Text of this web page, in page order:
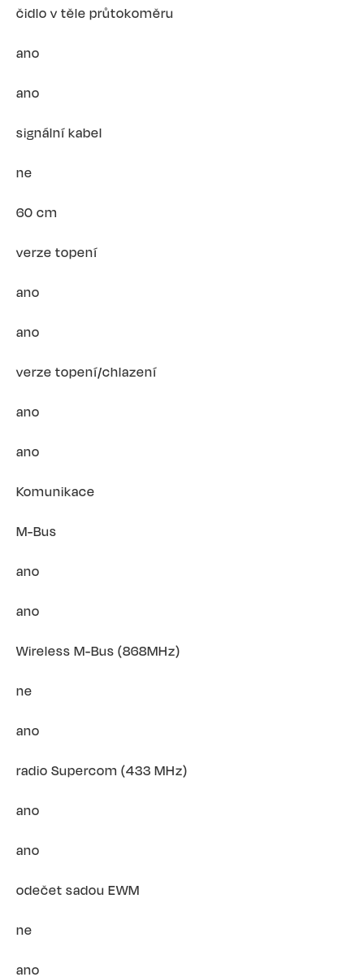
čidlo v těle průtokoměru
ano
ano
signální kabel
ne
60 cm
verze topení
ano
ano
verze topení/chlazení
ano
ano
Komunikace
M-Bus
ano
ano
Wireless M-Bus (868MHz)
ne
ano
radio Supercom (433 MHz)
ano
ano
odečet sadou EWM
ne
ano